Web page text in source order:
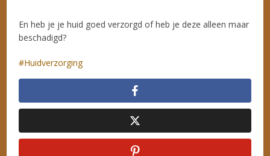
En heb je je huid goed verzorgd of heb je deze alleen maar
beschadigd?
Huidverzorging